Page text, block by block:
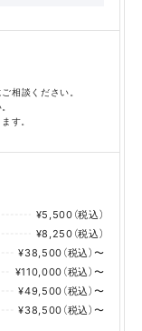
相談ください。
す。
¥5,500（税込）
¥8,250（税込）
¥38,500（税込）〜
¥110,000（税込）〜
¥49,500（税込）〜
¥38,500（税込）〜